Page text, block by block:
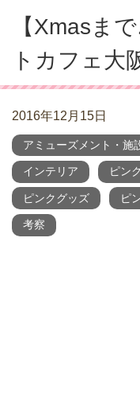
【Xmasま
トカフェ大
2016年12月15日
アミューズメント・施
インテリア ピン
ピンクグッズ ピ
考察